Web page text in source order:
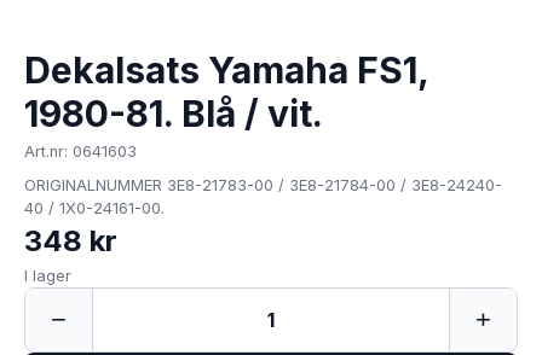
Dekalsats Yamaha FS1,
1980-81. Blå / vit.
Art.nr: 0641603
ORIGINALNUMMER 3E8-21783-00 / 3E8-21784-00 / 3E8-24240-
40 / 1X0-24161-00.
348 kr
I lager
− 1 +